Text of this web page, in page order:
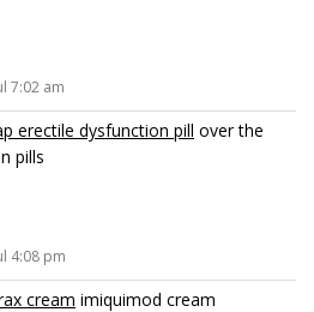
7:02 am
erectile dysfunction pill over the
pills
4:08 pm
cream imiquimod cream